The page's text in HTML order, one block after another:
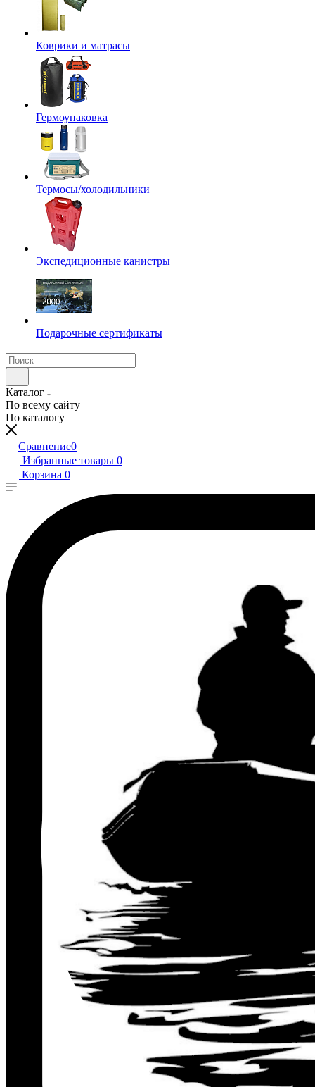
Коврики и матрасы
Гермоупаковка
Термосы/холодильники
Экспедиционные канистры
Подарочные сертификаты
Каталог
По всему сайту
По каталогу
Сравнение0
Избранные товары 0
Корзина 0